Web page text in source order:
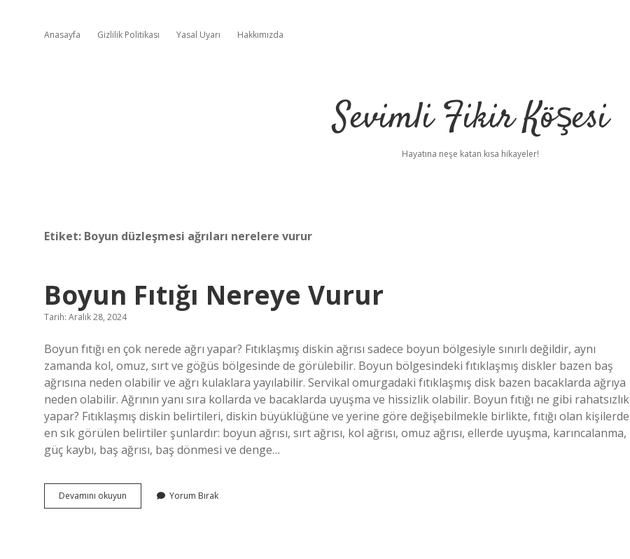
Anasayfa Gizlilik Politikası Yasal Uyarı Hakkımızda
Sevimli Fikir Köşesi
Hayatına neşe katan kısa hikayeler!
Etiket: Boyun düzleşmesi ağrıları nerelere vurur
Boyun Fıtığı Nereye Vurur
Tarih: Aralık 28, 2024
Boyun fıtığı en çok nerede ağrı yapar? Fıtıklaşmış diskin ağrısı sadece boyun bölgesiyle sınırlı değildir, aynı
zamanda kol, omuz, sırt ve göğüs bölgesinde de görülebilir. Boyun bölgesindeki fıtıklaşmış diskler bazen baş
ağrısına neden olabilir ve ağrı kulaklara yayılabilir. Servikal omurgadaki fıtıklaşmış disk bazen bacaklarda ağrıya
neden olabilir. Ağrının yanı sıra kollarda ve bacaklarda uyuşma ve hissizlik olabilir. Boyun fıtığı ne gibi rahatsızlık
yapar? Fıtıklaşmış diskin belirtileri, diskin büyüklüğüne ve yerine göre değişebilmekle birlikte, fıtığı olan kişilerde
en sık görülen belirtiler şunlardır: boyun ağrısı, sırt ağrısı, kol ağrısı, omuz ağrısı, ellerde uyuşma, karıncalanma,
güç kaybı, baş ağrısı, baş dönmesi ve denge…
Devamını okuyun
Fıtığı
Yorum Bırak